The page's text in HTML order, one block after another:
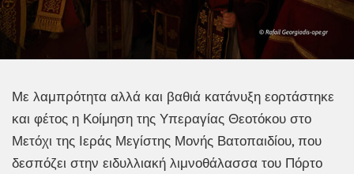
Με λαμπρότητα αλλά και βαθιά κατάνυξη εορτάστηκε
και φέτος η Κοίμηση της Υπεραγίας Θεοτόκου στο
Μετόχι της Ιεράς Μεγίστης Μονής Βατοπαιδίου, που
δεσπόζει στην ειδυλλιακή λιμνοθάλασσα του Πόρτο